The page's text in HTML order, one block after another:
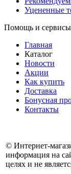
Уцененные
Помощь и сервисы
Главная
Каталог
Новости
Акции
Как купить
Доставка
Бонусная
Контакты
© Интернет-
информация на
целях и не